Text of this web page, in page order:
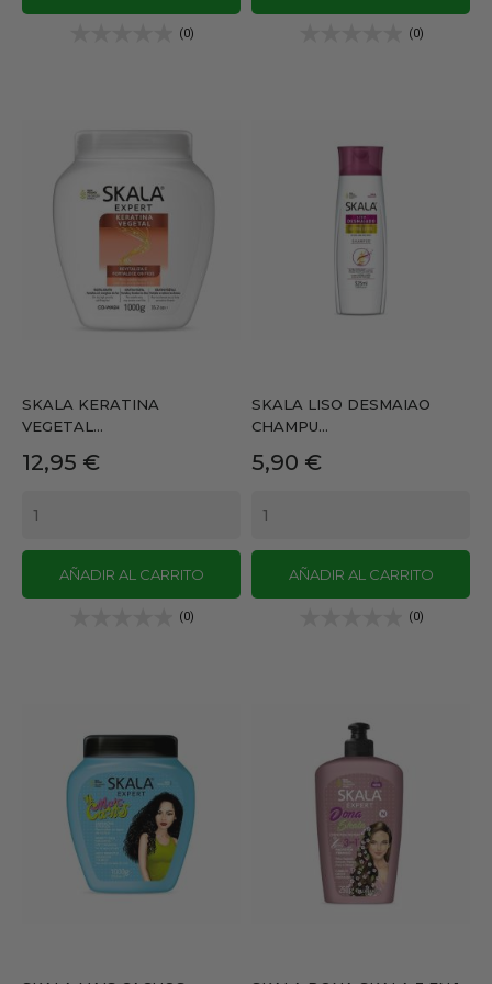
(0) (0)
SKALA KERATINA
VEGETAL...
Precio
12,95 €
AÑADIR AL CARRITO
(0)
SKALA LISO DESMAIAO
CHAMPU...
Precio
5,90 €
AÑADIR AL CARRITO
(0)